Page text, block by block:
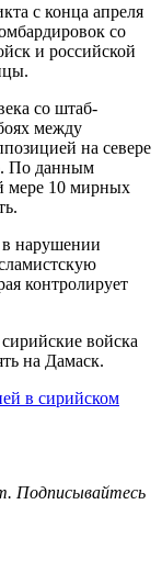
с конца апреля
со
и российской
со штаб-
между
на севере
По данным
мере 10 мирных
нарушении
контролирует
войска
на Дамаск.
в сирийском
Подписывайтесь